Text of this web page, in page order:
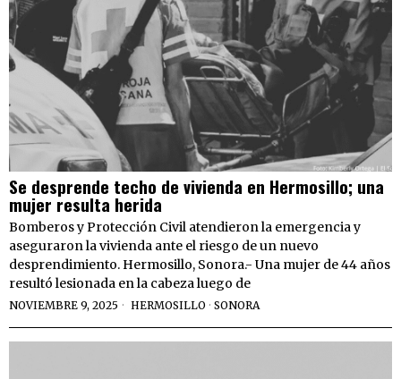
Se desprende techo de vivienda en Hermosillo; una
mujer resulta herida
Bomberos y Protección Civil atendieron la emergencia y
aseguraron la vivienda ante el riesgo de un nuevo
desprendimiento. Hermosillo, Sonora.- Una mujer de 44 años
resultó lesionada en la cabeza luego de
NOVIEMBRE 9, 2025 HERMOSILLO · SONORA